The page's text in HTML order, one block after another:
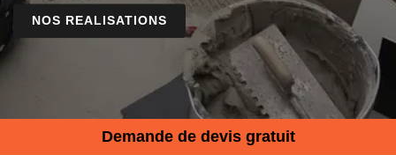
NOS REALISATIONS
Demande de devis gratuit